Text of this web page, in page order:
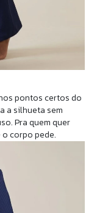
pontos certos do
a silhueta sem
Pra quem quer
corpo pede.